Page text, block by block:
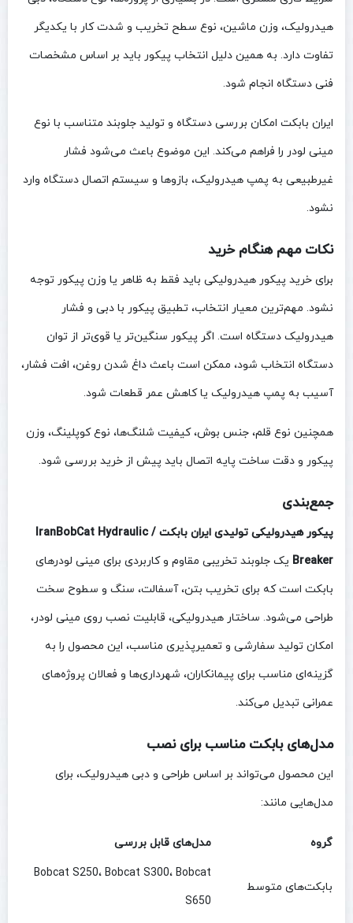
هیدرولیک، وزن ماشین، نوع سطح تخریب و شدت کار با یکدیگر
تفاوت دارد. به همین دلیل انتخاب پیکور باید بر اساس مشخصات
فنی دستگاه انجام شود.
ایران بابکت امکان بررسی دستگاه و تولید جلوبند متناسب با نوع
مینی لودر را فراهم می‌کند. این موضوع باعث می‌شود فشار
غیرطبیعی به پمپ هیدرولیک، بازوها و سیستم اتصال دستگاه وارد
نشود.
نکات مهم هنگام خرید
برای خرید پیکور هیدرولیکی باید فقط به ظاهر یا وزن پیکور توجه
نشود. مهم‌ترین معیار انتخاب، تطبیق پیکور با دبی و فشار
هیدرولیک دستگاه است. اگر پیکور سنگین‌تر یا قوی‌تر از توان
دستگاه انتخاب شود، ممکن است باعث داغ شدن روغن، افت فشار،
آسیب به پمپ هیدرولیک یا کاهش عمر قطعات شود.
همچنین نوع قلم، جنس بوش، کیفیت شلنگ‌ها، نوع کوپلینگ، وزن
پیکور و دقت ساخت پایه اتصال باید پیش از خرید بررسی شود.
جمع‌بندی
پیکور هیدرولیکی تولیدی ایران بابکت / IranBobCat Hydraulic
Breaker یک جلوبند تخریبی مقاوم و کاربردی برای مینی لودرهای
بابکت است که برای تخریب بتن، آسفالت، سنگ و سطوح سخت
طراحی می‌شود. ساختار هیدرولیکی، قابلیت نصب روی مینی لودر،
امکان تولید سفارشی و تعمیرپذیری مناسب، این محصول را به
گزینه‌ای مناسب برای پیمانکاران، شهرداری‌ها و فعالان پروژه‌های
عمرانی تبدیل می‌کند.
مدل‌های بابکت مناسب برای نصب
این محصول می‌تواند بر اساس طراحی و دبی هیدرولیک، برای
مدل‌هایی مانند:
گروه مدل‌های قابل بررسی
بابکت‌های متوسط
Bobcat S250، Bobcat S300، Bobcat
S650